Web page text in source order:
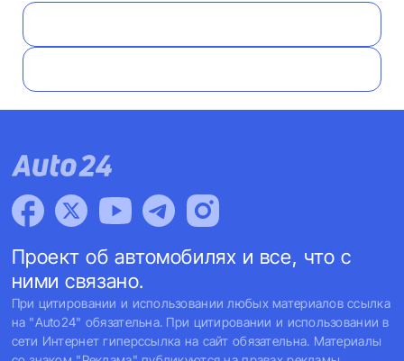
Проект об автомобилях и все, что с
ними связано.
При цитировании и использовании любых материалов ссылка
на "Auto24" обязательна. При цитировании и использовании в
сети Интернет гиперссылка на сайт обязательна. Материалы